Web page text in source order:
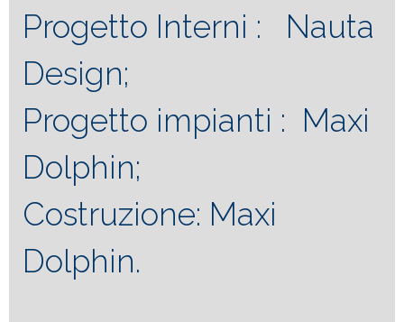
Progetto Interni : Nauta
Design;
Progetto impianti : Maxi
Dolphin;
Costruzione: Maxi
Dolphin.